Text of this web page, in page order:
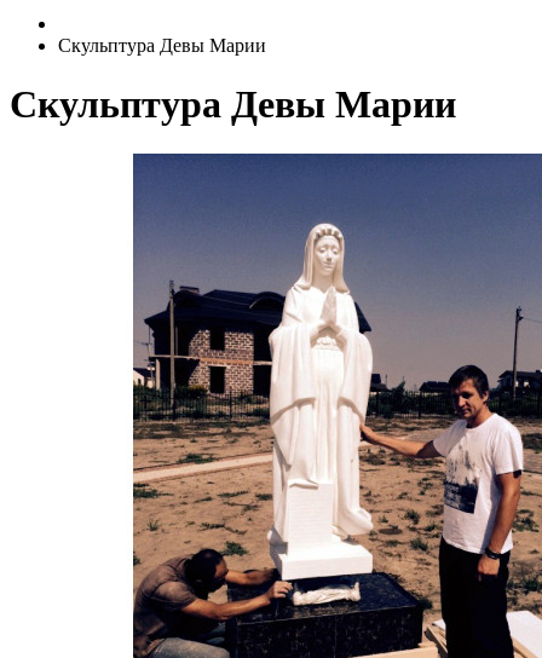
Скульптура Девы Марии
Скульптура Девы Марии